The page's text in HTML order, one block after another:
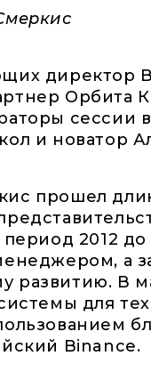
директор
Орбита
сессии
и новатор
прошел
2012 до
а
развитию. В
для
Binance.